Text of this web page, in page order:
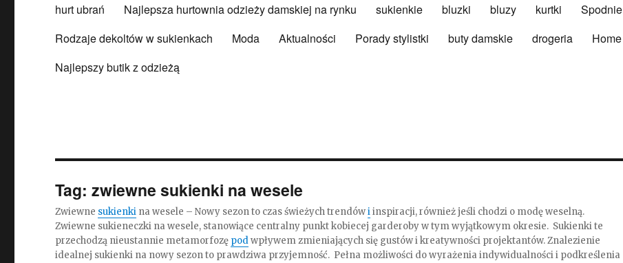
hurt ubrań Najlepsza hurtownia odzieży damskiej na rynku sukienkie bluzki bluzy kurtki Spodnie
Rodzaje dekoltów w sukienkach
Moda Aktualności Porady stylistki buty damskie drogeria Home
Najlepszy butik z odzieżą
Tag:zwiewne sukienki na wesele
Zwiewne sukienki na wesele – Nowy sezon to czas świeżych trendówiinspiracji, również jeśli chodzi o modę weselną.
Zwiewne sukieneczki na wesele, stanowiące centralny punkt kobiecej garderoby w tym wyjątkowym okresie. Sukienki te
przechodzą nieustannie metamorfozę podwpływem zmieniających się gustów i kreatywności projektantów. Znalezienie
idealnej sukienki na nowy sezon to prawdziwa przyjemność. Pełna możliwości do wyrażenia indywidualności i podkreślenia